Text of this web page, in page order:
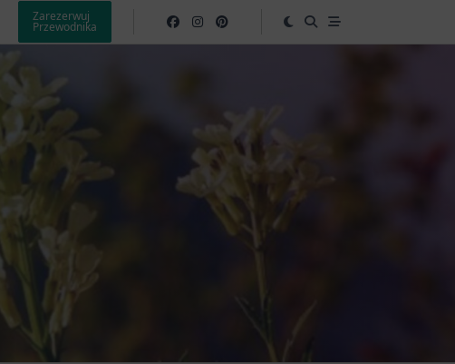
Zarezerwuj
Przewodnika